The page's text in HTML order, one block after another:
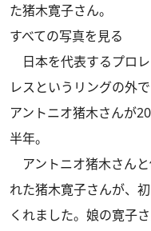
た猪木寛子さん。
すべての写真を見る
日本を代表するプロ
レスというリングの外
アントニオ猪木さんが
半年。
アントニオ猪木さん
れた猪木寛子さんが、
くれました。娘の寛子